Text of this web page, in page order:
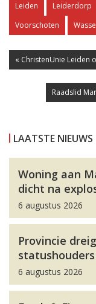
Leiden Leiderdorp
Voorschoten
« ChristenUnie Leiden
Raadslid
LAATSTE NIEUWS
Woning aan
dicht na
6 augustus 2026
Provincie
6 augustus 2026